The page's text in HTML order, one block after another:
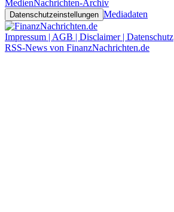
MedienNachrichten-Archiv
Datenschutzeinstellungen Mediadaten
Impressum | AGB | Disclaimer | Datenschutz
RSS-News von FinanzNachrichten.de